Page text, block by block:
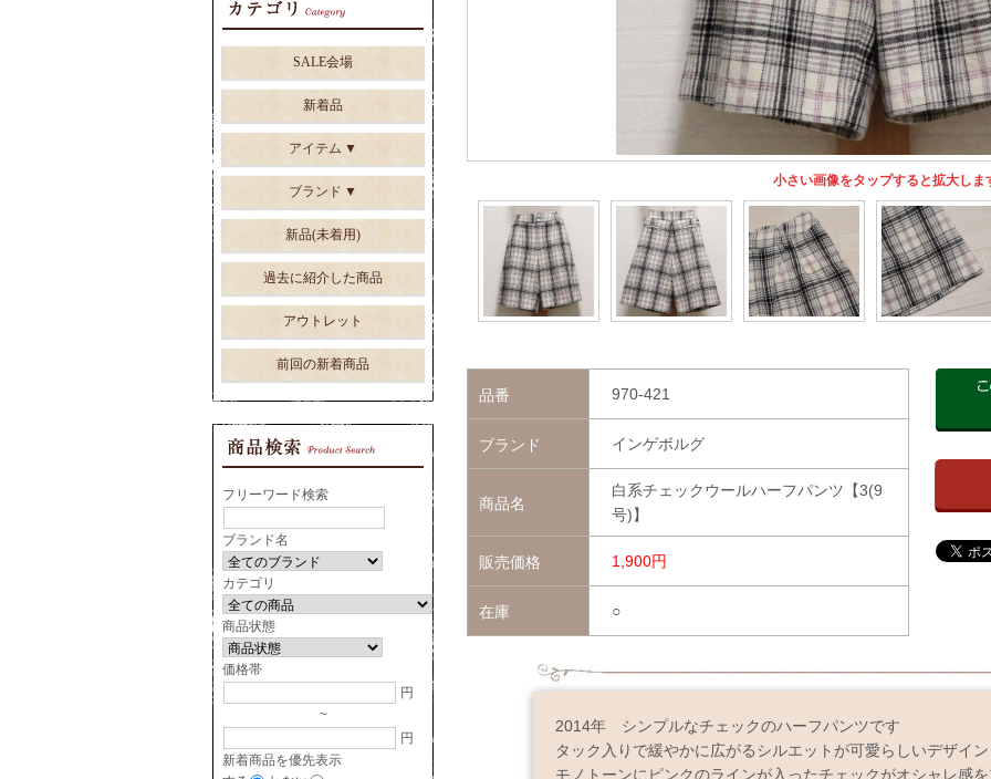
小さい画像をタップすると拡大しま
品番 970-421
ブランド インゲボルグ
商品名
白系チェックウールハーフパンツ【3(9
号)】
販売価格 1,900円
在庫 ○
2014年 シンプルなチェックのハーフパンツです
タック入りで緩やかに広がるシルエットが可愛らしいデザイン
モノトーンにピンクのラインが入ったチェックがオシャレ感
SALE会場
新着品
アイテム
ブランド
新品(未着用)
過去に紹介した商品
アウトレット
前回の新着商品
フリーワード検索
ブランド名
カテゴリ
商品状態
価格帯
円
~
円
新着商品を優先表示